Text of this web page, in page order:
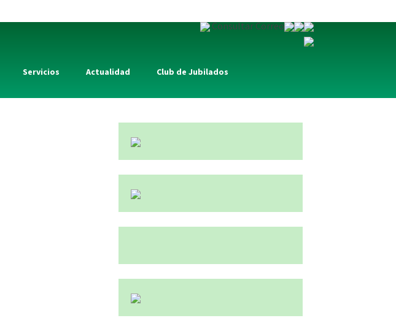
Consultar Correo
Servicios Actualidad
Club de Jubilados